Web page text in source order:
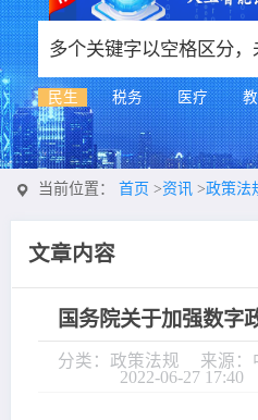
民生 税务 医疗
当前位置： 首页 >资讯 >政策法
文章内容
国务院关于加强数字
分类：政策法规 来源：
2022-06-27 17:40